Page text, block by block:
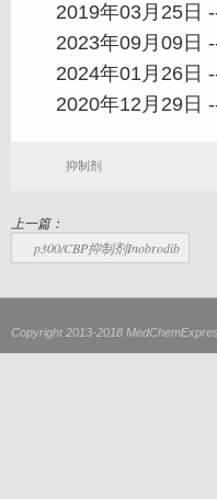
2019年03月25日
2023年09月09日
2024年01月26日
2020年12月29日
抑制剂
上一篇：
p300/CBP抑制剂Inobrodib
Copyright 2013-2018